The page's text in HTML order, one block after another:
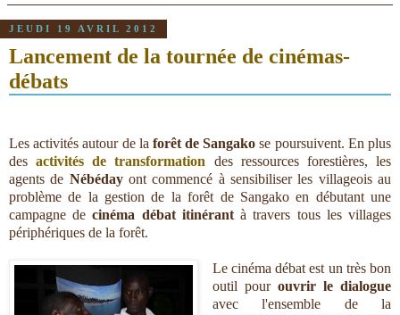
JEUDI 19 AVRIL 2012
Lancement de la tournée de cinémas-
débats
Les activités autour de la forêt de Sangako se poursuivent. En plus
desactivités de transformation des ressources forestières, les
agents de Nébédayont commencé à sensibiliser les villageois au
problème de la gestion de la forêt de Sangako en débutant une
campagne decinéma débat itinérantà travers tous les villages
périphériques de la forêt.
Le cinéma débat est un très bon
outil pour ouvrir le dialogue
avec l'ensemble de la